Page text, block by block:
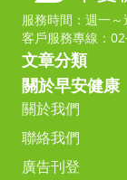
服務時間：週一
客戶服務專線：
文章分類
關於早安健康
關於我們
聯絡我們
廣告刊登